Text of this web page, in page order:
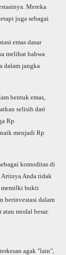
Mereka
juga sebagai
emas dasar
melihat bahwa
dalam jangka
bentuk emas,
selisih dari
Rp
menjadi Rp
komoditas di
Anda tidak
memilki bukti
berinvestasi dalam
modal besar.
terkesan agak "lain",